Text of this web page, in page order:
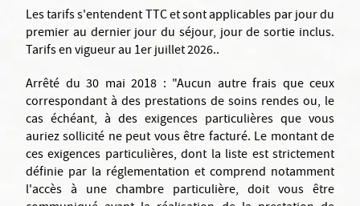
Les tarifs s'entendent TTC et sont applicables par jour du
premier au dernier jour du séjour, jour de sortie inclus.
Tarifs en vigueur au 1er juillet 2026..
Arrêté du 30 mai 2018 : "Aucun autre frais que ceux
correspondant à des prestations de soins rendes ou, le
cas échéant, à des exigences particulières que vous
auriez sollicité ne peut vous être facturé. Le montant de
ces exigences particulières, dont la liste est strictement
définie par la réglementation et comprend notamment
l'accès à une chambre particulière, doit vous être